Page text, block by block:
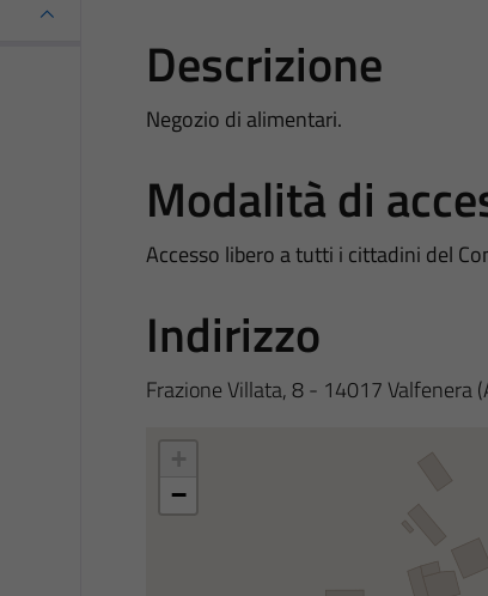
Descrizione
Negozio di alimentari.
Modalità di
Accesso libero a tutti i cittadini del
Indirizzo
Frazione Villata, 8 - 14017 Valfenera
−